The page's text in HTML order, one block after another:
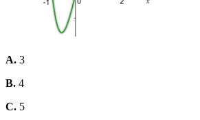
A. 3
B. 4
C. 5